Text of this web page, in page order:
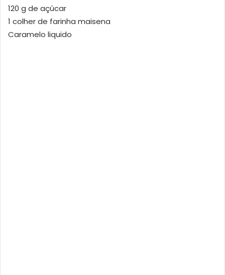
120 g de açúcar
1 colher de farinha maisena
Caramelo liquido